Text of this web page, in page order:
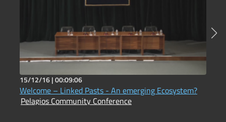
15/12/16 |00:09:06
Welcome – Linked Pasts - An emerging Ecosystem?
Pelagios Community Conference